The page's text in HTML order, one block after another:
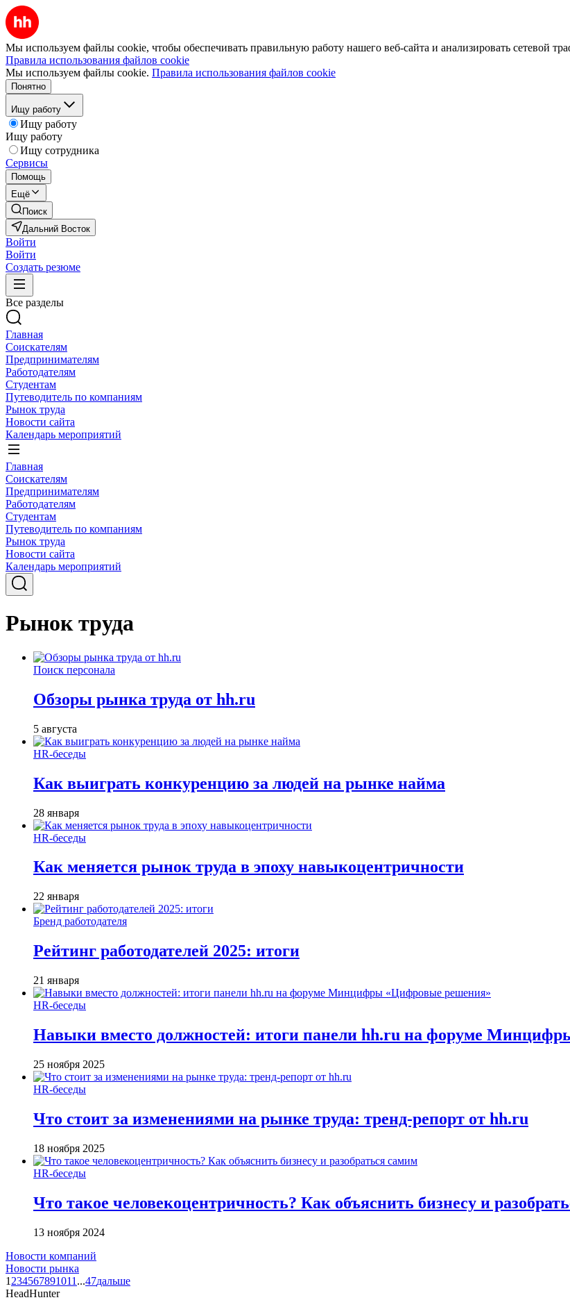
Мы используем файлы cookie, чтобы обеспечивать правильную работу нашего веб-сайта и анализировать сетевой
Правила использования файлов cookie
Мы используем файлы cookie. Правила использования файлов cookie
Понятно
Ищу работу
Ищу работу
Ищу работу
Ищу сотрудника
Сервисы
Помощь
Ещё
Поиск
Дальний Восток
Войти
Войти
Создать резюме
Все разделы
Главная
Соискателям
Предпринимателям
Работодателям
Студентам
Путеводитель по компаниям
Рынок труда
Новости сайта
Календарь мероприятий
Главная
Соискателям
Предпринимателям
Работодателям
Студентам
Путеводитель по компаниям
Рынок труда
Новости сайта
Календарь мероприятий
Рынок труда
Поиск персонала
Обзоры рынка труда от hh.ru
5 августа
HR-беседы
Как выиграть конкуренцию за людей на рынке найма
28 января
HR-беседы
Как меняется рынок труда в эпоху навыкоцентричности
22 января
Бренд работодателя
Рейтинг работодателей 2025: итоги
21 января
HR-беседы
Навыки вместо должностей: итоги панели hh.ru на форуме
25 ноября 2025
HR-беседы
Что стоит за изменениями на рынке труда: тренд-репорт от hh.ru
18 ноября 2025
HR-беседы
Что такое человеко­центричность? Как объяснить бизнесу и
13 ноября 2024
Новости компаний
Новости рынка
1 234567891011 ...47дальше
HeadHunter